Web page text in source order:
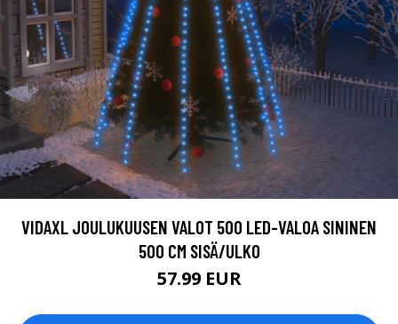
VIDAXL JOULUKUUSEN VALOT 500 LED-VALOA SININEN
500 CM SISÄ/ULKO
57.99 EUR